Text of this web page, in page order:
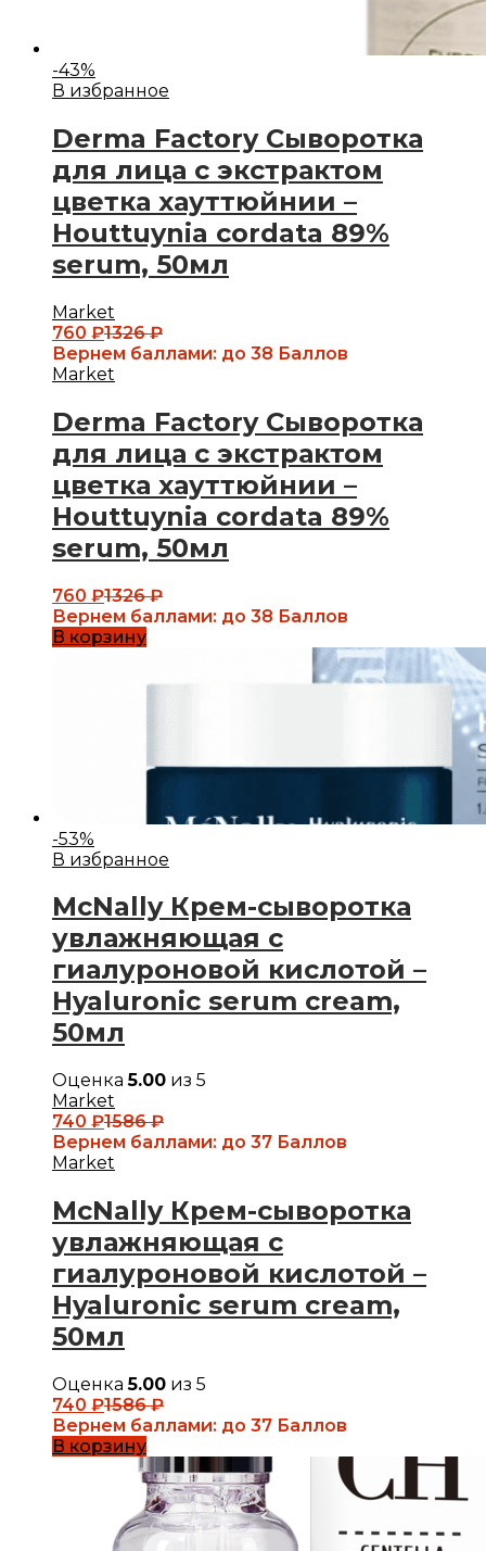
-43%
В избранное
Derma Factory Сыворотка
для лица с экстрактом
цветка хауттюйнии –
Houttuynia cordata 89%
serum, 50мл
Market
760 ₽1326₽
Вернем баллами: до 38 Баллов
Market
Derma Factory Сыворотка
для лица с экстрактом
цветка хауттюйнии –
Houttuynia cordata 89%
serum, 50мл
760 ₽1326₽
Вернем баллами: до 38 Баллов
В корзину
-53%
В избранное
McNally Крем-сыворотка
увлажняющая с
гиалуроновой кислотой –
Hyaluronic serum cream,
50мл
Оценка5.00 из 5
Market
740 ₽1586₽
Вернем баллами: до 37 Баллов
Market
McNally Крем-сыворотка
увлажняющая с
гиалуроновой кислотой –
Hyaluronic serum cream,
50мл
Оценка5.00 из 5
740 ₽1586₽
Вернем баллами: до 37 Баллов
В корзину